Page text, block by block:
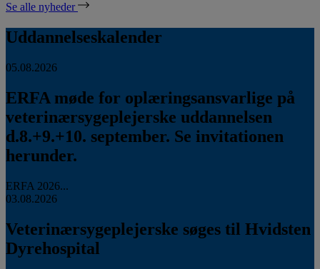
Se alle nyheder
Uddannelseskalender
05.08.2026
ERFA møde for oplæringsansvarlige på
veterinærsygeplejerske uddannelsen
d.8.+9.+10. september. Se invitationen
herunder.
ERFA 2026...
03.08.2026
Veterinærsygeplejerske søges til Hvidsten
Dyrehospital